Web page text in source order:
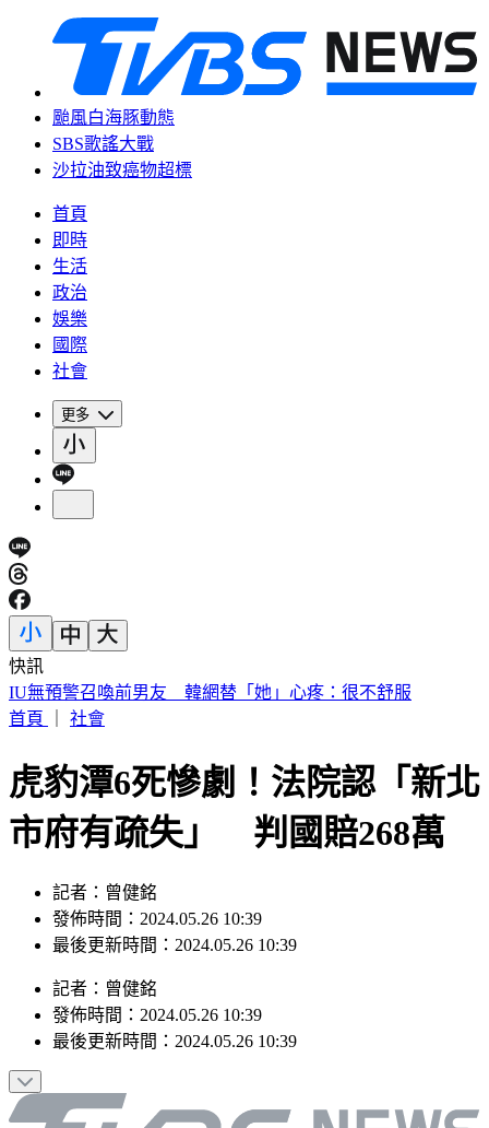
颱風白海豚動態
SBS歌謠大戰
沙拉油致癌物超標
首頁
即時
生活
政治
娛樂
國際
社會
更多
快訊
中國出入境新規將上路 陸委會曝「這類人」最危險
首頁
社會
虎豹潭6死慘劇！法院認「新北
市府有疏失」 判國賠268萬
記者：曾健銘
發佈時間：2024.05.26 10:39
最後更新時間：2024.05.26 10:39
記者 ： 曾健銘
發佈時間： 2024.05.26 10:39
最後更新時間： 2024.05.26 10:39